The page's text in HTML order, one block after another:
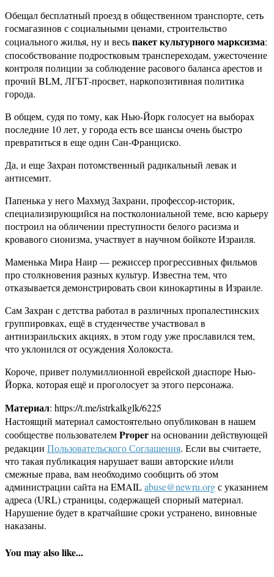
Обещал бесплатный проезд в общественном транспорте, сеть
госмагазинов с социальными ценами, строительство
социального жилья, ну и весьпакет культурного марксизма:
способствование подростковым транспереходам, ужесточение
контроля полиции за соблюдение расового баланса арестов и
прочий BLM, ЛГБТ-просвет, наркопозитивная политика
города.
В общем, судя по тому, как Нью-Йорк голосует на выборах
последние 10 лет, у города есть все шансы очень быстро
превратиться в еще один Сан-Франциско.
Да, и еще Захран потомственный радикальный левак и
антисемит.
Папенька у него Махмуд Захрани, профессор-историк,
специализирующийся на постколониальной теме, всю карьеру
построил на обличении преступности белого расизма и
кровавого сионизма, участвует в научном бойкоте Израиля.
Маменька Мира Наир — режиссер прогрессивных фильмов
про столкновения разных культур. Известна тем, что
отказывается демонстрировать свои кинокартины в Израиле.
Сам Захран с детства работал в различных пропалестинских
группировках, ещё в студенчестве участвовал в
антиизраильских акциях, в этом году уже прославился тем,
что уклонился от осуждения Холокоста.
Короче, привет полумиллионной еврейской диаспоре Нью-
Йорка, которая ещё и проголосует за этого персонажа.
Материал: https://t.me/istrkalkglk/6225
Настоящий материал самостоятельно опубликован в нашем
сообществе пользователемProperна основании действующей
редакции Пользовательского Соглашения. Если вы считаете,
что такая публикация нарушает ваши авторские и/или
смежные права, вам необходимо сообщить об этом
администрации сайта на EMAILabuse@newru.orgс указанием
адреса (URL) страницы, содержащей спорный материал.
Нарушение будет в кратчайшие сроки устранено, виновные
наказаны.
You may also like...